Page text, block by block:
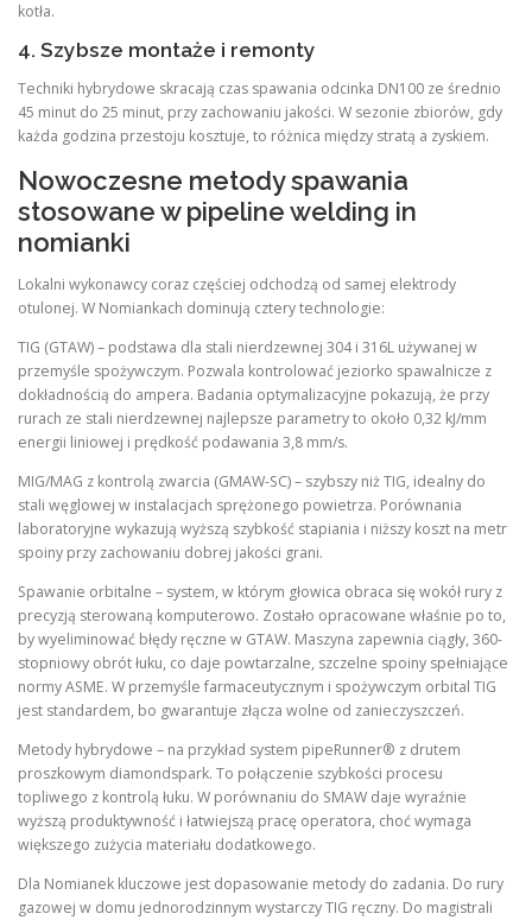
kotła.
4. Szybsze montaże i remonty
Techniki hybrydowe skracają czas spawania odcinka DN100 ze średnio
45 minut do 25 minut, przy zachowaniu jakości. W sezonie zbiorów, gdy
każda godzina przestoju kosztuje, to różnica między stratą a zyskiem.
Nowoczesne metody spawania
stosowane w pipeline welding in
nomianki
Lokalni wykonawcy coraz częściej odchodzą od samej elektrody
otulonej. W Nomiankach dominują cztery technologie:
TIG (GTAW) – podstawa dla stali nierdzewnej 304 i 316L używanej w
przemyśle spożywczym. Pozwala kontrolować jeziorko spawalnicze z
dokładnością do ampera. Badania optymalizacyjne pokazują, że przy
rurach ze stali nierdzewnej najlepsze parametry to około 0,32 kJ/mm
energii liniowej i prędkość podawania 3,8 mm/s.
MIG/MAG z kontrolą zwarcia (GMAW-SC) – szybszy niż TIG, idealny do
stali węglowej w instalacjach sprężonego powietrza. Porównania
laboratoryjne wykazują wyższą szybkość stapiania i niższy koszt na metr
spoiny przy zachowaniu dobrej jakości grani.
Spawanie orbitalne – system, w którym głowica obraca się wokół rury z
precyzją sterowaną komputerowo. Zostało opracowane właśnie po to,
by wyeliminować błędy ręczne w GTAW. Maszyna zapewnia ciągły, 360-
stopniowy obrót łuku, co daje powtarzalne, szczelne spoiny spełniające
normy ASME. W przemyśle farmaceutycznym i spożywczym orbital TIG
jest standardem, bo gwarantuje złącza wolne od zanieczyszczeń.
Metody hybrydowe – na przykład system pipeRunner® z drutem
proszkowym diamondspark. To połączenie szybkości procesu
topliwego z kontrolą łuku. W porównaniu do SMAW daje wyraźnie
wyższą produktywność i łatwiejszą pracę operatora, choć wymaga
większego zużycia materiału dodatkowego.
Dla Nomianek kluczowe jest dopasowanie metody do zadania. Do rury
gazowej w domu jednorodzinnym wystarczy TIG ręczny. Do magistrali